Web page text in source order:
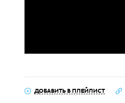
ДОБАВИТЬ В ПЛЕЙЛИСТ